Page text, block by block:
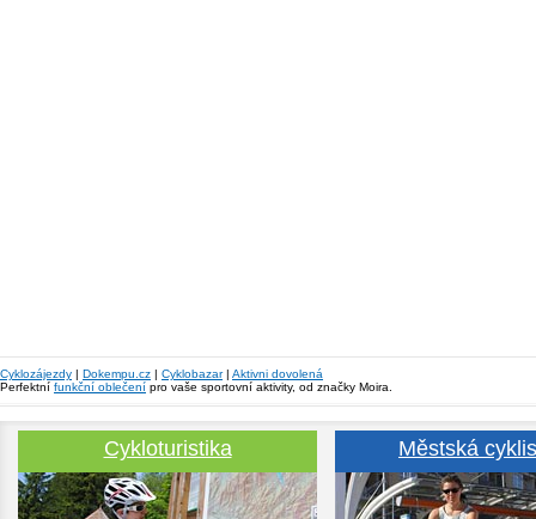
Cyklozájezdy | Dokempu.cz | Cyklobazar| Aktivni dovolená
Perfektní funkční oblečení pro vaše sportovní aktivity, od značky Moira.
Cykloturistika Městská